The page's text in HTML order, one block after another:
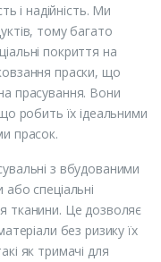
і надійність. Ми
тому багато
покриття на
праски, що
прасування. Вони
робить їх ідеальними
прасок.
з вбудованими
спеціальні
тканини. Це дозволяє
без ризику їх
як тримачі для